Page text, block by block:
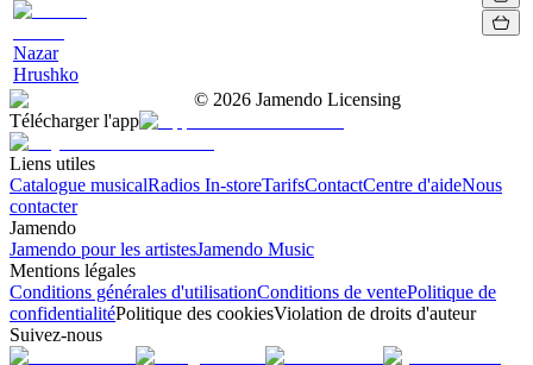
Nazar
Hrushko
© 2026 Jamendo Licensing
Télécharger l'app
Liens utiles
Catalogue musicalRadios In-storeTarifsContactCentre d'aideNous
contacter
Jamendo
Jamendo pour les artistesJamendo Music
Mentions légales
Conditions générales d'utilisationConditions de ventePolitique de
confidentialitéPolitique des cookiesViolation de droits d'auteur
Suivez-nous